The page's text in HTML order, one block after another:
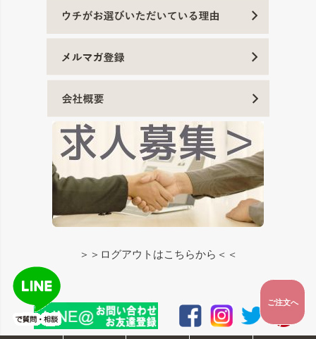
＞＞ログアウトはこちらから＜＜
ご注文へ